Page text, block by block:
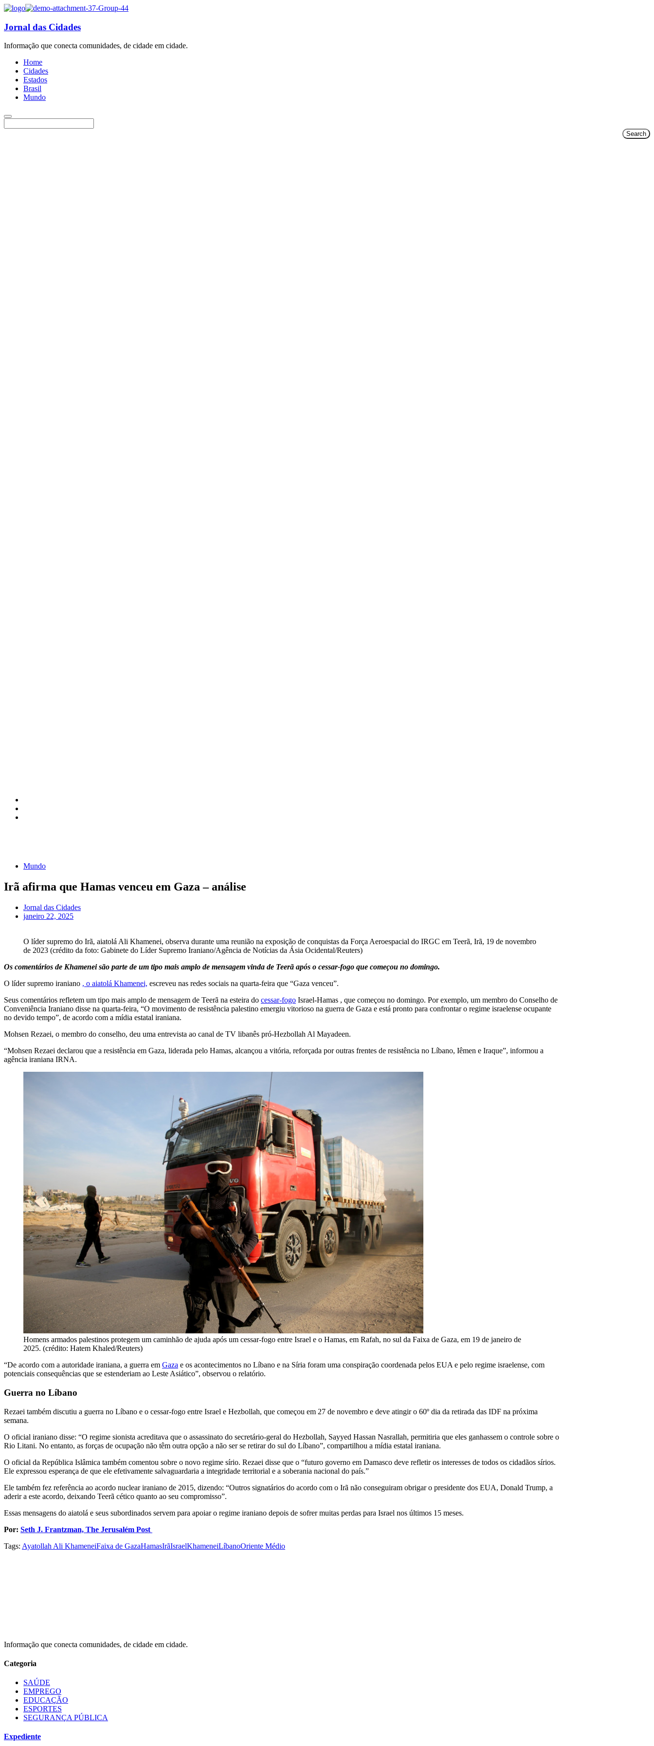
Jornal das Cidades
Informação que conecta comunidades, de cidade em cidade.
Home
Cidades
Estados
Brasil
Mundo
Mundo
Irã afirma que Hamas venceu em Gaza – análise
Jornal das Cidades
janeiro 22, 2025
O líder supremo do Irã, aiatolá Ali Khamenei, observa durante uma reunião na exposição de conquistas da Força Aeroespacial do IRGC em Teerã, Irã, 19 de novembro
de 2023 (crédito da foto: Gabinete do Líder Supremo Iraniano/Agência de Notícias da Ásia Ocidental/Reuters)
Os comentários de Khamenei são parte de um tipo mais amplo de mensagem vinda de Teerã após o cessar-fogo que começou no domingo.
O líder supremo iraniano , o aiatolá Khamenei, escreveu nas redes sociais na quarta-feira que “Gaza venceu”.
Seus comentários refletem um tipo mais amplo de mensagem de Teerã na esteira do cessar-fogo Israel-Hamas , que começou no domingo. Por exemplo, um membro do Conselho de
Conveniência Iraniano disse na quarta-feira, “O movimento de resistência palestino emergiu vitorioso na guerra de Gaza e está pronto para confrontar o regime israelense ocupante
no devido tempo”, de acordo com a mídia estatal iraniana.
Mohsen Rezaei, o membro do conselho, deu uma entrevista ao canal de TV libanês pró-Hezbollah Al Mayadeen.
“Mohsen Rezaei declarou que a resistência em Gaza, liderada pelo Hamas, alcançou a vitória, reforçada por outras frentes de resistência no Líbano, Iêmen e Iraque”, informou a
agência iraniana IRNA.
Homens armados palestinos protegem um caminhão de ajuda após um cessar-fogo entre Israel e o Hamas, em Rafah, no sul da Faixa de Gaza, em 19 de janeiro de
2025. (crédito: Hatem Khaled/Reuters)
“De acordo com a autoridade iraniana, a guerra em Gaza e os acontecimentos no Líbano e na Síria foram uma conspiração coordenada pelos EUA e pelo regime israelense, com
potenciais consequências que se estenderiam ao Leste Asiático”, observou o relatório.
Guerra no Líbano
Rezaei também discutiu a guerra no Líbano e o cessar-fogo entre Israel e Hezbollah, que começou em 27 de novembro e deve atingir o 60º dia da retirada das IDF na próxima
semana.
O oficial iraniano disse: “O regime sionista acreditava que o assassinato do secretário-geral do Hezbollah, Sayyed Hassan Nasrallah, permitiria que eles ganhassem o controle sobre o
Rio Litani. No entanto, as forças de ocupação não têm outra opção a não ser se retirar do sul do Líbano”, compartilhou a mídia estatal iraniana.
O oficial da República Islâmica também comentou sobre o novo regime sírio. Rezaei disse que o “futuro governo em Damasco deve refletir os interesses de todos os cidadãos sírios.
Ele expressou esperança de que ele efetivamente salvaguardaria a integridade territorial e a soberania nacional do país.”
Ele também fez referência ao acordo nuclear iraniano de 2015, dizendo: “Outros signatários do acordo com o Irã não conseguiram obrigar o presidente dos EUA, Donald Trump, a
aderir a este acordo, deixando Teerã cético quanto ao seu compromisso”.
Essas mensagens do aiatolá e seus subordinados servem para apoiar o regime iraniano depois de sofrer muitas perdas para Israel nos últimos 15 meses.
Por: Seth J. Frantzman, The Jerusalém Post
Tags: Ayatollah Ali KhameneiFaixa de GazaHamasIrãIsraelKhameneiLíbanoOriente Médio
Informação que conecta comunidades, de cidade em cidade.
Categoria
SAÚDE
EMPREGO
EDUCAÇÃO
ESPORTES
SEGURANÇA PÚBLICA
Expediente